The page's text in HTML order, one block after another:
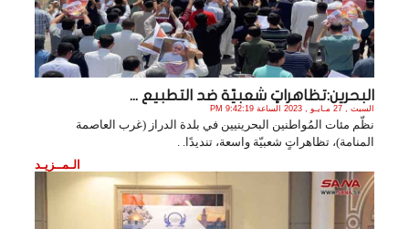
البحرين:تظاهراتٍ شعبيّة ضد التطبيع ...
السبت , 27 مـايـو , 2023 الساعة 9:42:19 PM
نظّم مئات المُواطنين البحرينيين في بلدة الدراز (غرب العاصمة
المنامة)، تظاهراتٍ شعبيّة واسعة، تنديدًا. .
الـمــزيـد